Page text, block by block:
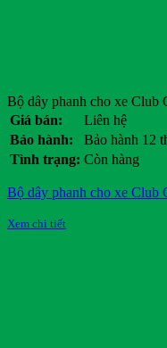
Bộ dây phanh cho xe Club
Giá bán:
Liên hệ
Bảo hành:
Bảo hành 12
Tình trạng: Còn hàng
Bộ dây phanh cho xe Club
Xem chi tiết